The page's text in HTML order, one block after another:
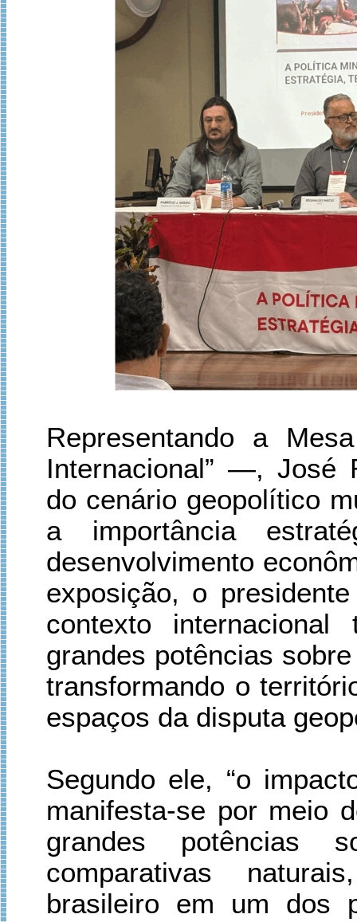
Representando a
Internacional” —, José
do cenário geopolítico
a importância
desenvolvimento
exposição, o
contexto
grandes potências
transformando o
espaços da disputa
Segundo ele, “o
manifesta-se por meio
grandes potências
comparativas
brasileiro em um dos